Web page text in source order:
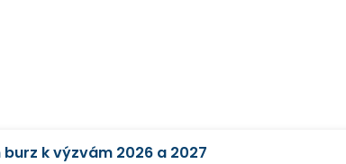
k výzvám 2026 a 2027